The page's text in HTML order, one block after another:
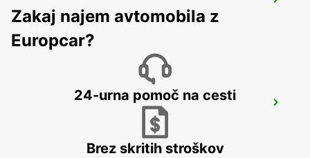
AIX EN PROVENCE - FRANCE
Zakaj najem avtomobila z
Europcar?
24-urna pomoč na cesti
Brez skritih stroškov